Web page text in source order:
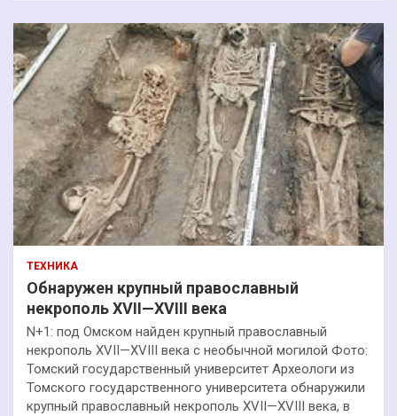
ТЕХНИКА
Обнаружен крупный православный
некрополь XVII—XVIII века
N+1: под Омском найден крупный православный
некрополь XVII—XVIII века с необычной могилой Фото:
Томский государственный университет Археологи из
Томского государственного университета обнаружили
крупный православный некрополь XVII—XVIII века, в